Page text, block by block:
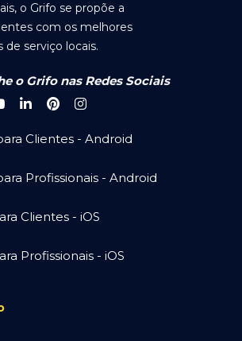
o Grifo se propõe a
com os melhores
de serviço locais.
o Grifo nas Redes Sociais
Clientes - Android
Profissionais - Android
Clientes - iOS
Profissionais - iOS